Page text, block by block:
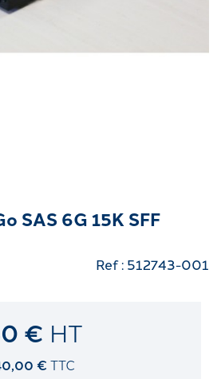
SAS 6G 15K SFF
Ref : 512743-001
€ HT
€ TTC